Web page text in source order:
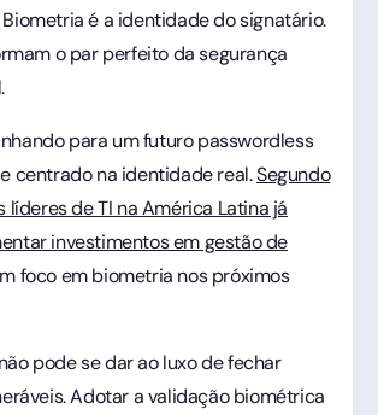
é a identidade do signatário.
o par perfeito da segurança
para um futuro passwordless
centrado na identidade real.Segundo
líderes de TI na América Latina já
investimentos em gestão de
foco em biometria nos próximos
pode se dar ao luxo de fechar
Adotar a validação biométrica